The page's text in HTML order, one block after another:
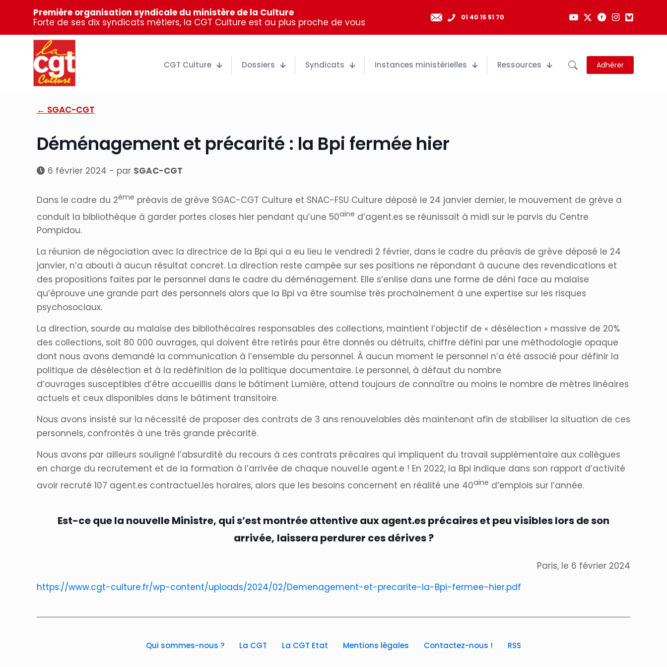
Première organisation syndicale du ministère de la Culture
Forte de ses dix syndicats métiers, la CGT Culture est au plus proche de vous
01 40 15 51 70
CGT Culture Dossiers Syndicats Instances ministérielles Ressources Adhérer
← SGAC-CGT
Déménagement et précarité : la Bpi fermée hier
6 février 2024 - par SGAC-CGT
Dans le cadre du 2ème préavis de grève SGAC-CGT Culture et SNAC-FSU Culture déposé le 24 janvier dernier, le mouvement de grève a
conduit la bibliothèque à garder portes closes hier pendant qu’une 50aine d’agent.es se réunissait à midi sur le parvis du Centre
Pompidou.
La réunion de négociation avec la directrice de la Bpi qui a eu lieu le vendredi 2 février, dans le cadre du préavis de grève déposé le 24
janvier, n’a abouti à aucun résultat concret. La direction reste campée sur ses positions ne répondant à aucune des revendications et
des propositions faites par le personnel dans le cadre du déménagement. Elle s’enlise dans une forme de déni face au malaise
qu’éprouve une grande part des personnels alors que la Bpi va être soumise très prochainement à une expertise sur les risques
psychosociaux.
La direction, sourde au malaise des bibliothécaires responsables des collections, maintient l’objectif de « désélection » massive de 20%
des collections, soit 80 000 ouvrages, qui doivent être retirés pour être donnés ou détruits, chiffre défini par une méthodologie opaque
dont nous avons demandé la communication à l’ensemble du personnel. À aucun moment le personnel n’a été associé pour définir la
politique de désélection et à la redéfinition de la politique documentaire. Le personnel, à défaut du nombre
d’ouvrages susceptibles d’être accueillis dans le bâtiment Lumière, attend toujours de connaître au moins le nombre de mètres linéaires
actuels et ceux disponibles dans le bâtiment transitoire.
Nous avons insisté sur la nécessité de proposer des contrats de 3 ans renouvelables dès maintenant afin de stabiliser la situation de ces
personnels, confrontés à une très grande précarité.
Nous avons par ailleurs souligné l’absurdité du recours à ces contrats précaires qui impliquent du travail supplémentaire aux collègues
en charge du recrutement et de la formation à l’arrivée de chaque nouvel.le agent.e ! En 2022, la Bpi indique dans son rapport d’activité
avoir recruté 107 agent.es contractuel.les horaires, alors que les besoins concernent en réalité une 40aine d’emplois sur l’année.
Est-ce que la nouvelle Ministre, qui s’est montrée attentive aux agent.es précaires et peu visibles lors de son
arrivée, laissera perdurer ces dérives ?
Paris, le 6 février 2024
https://www.cgt-culture.fr/wp-content/uploads/2024/02/Demenagement-et-precarite-la-Bpi-fermee-hier.pdf
Qui sommes-nous ? La CGT La CGT Etat Mentions légales Contactez-nous ! RSS